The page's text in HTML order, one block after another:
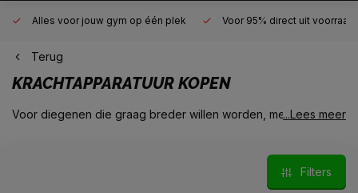
Alles voor jouw gym op één plek Voor 95% direct uit
Terug
KRACHTAPPARATUUR KOPEN
Voor diegenen die graag breder willen worden, meer body
het uitvoeren van krachttraining met als doel het verkrijgen van
meer spiermassa, pas je het principe van spierdystrofie toe:
door het zwaar belasten van de spieren door krachttraining,
...Lees meer
Filters